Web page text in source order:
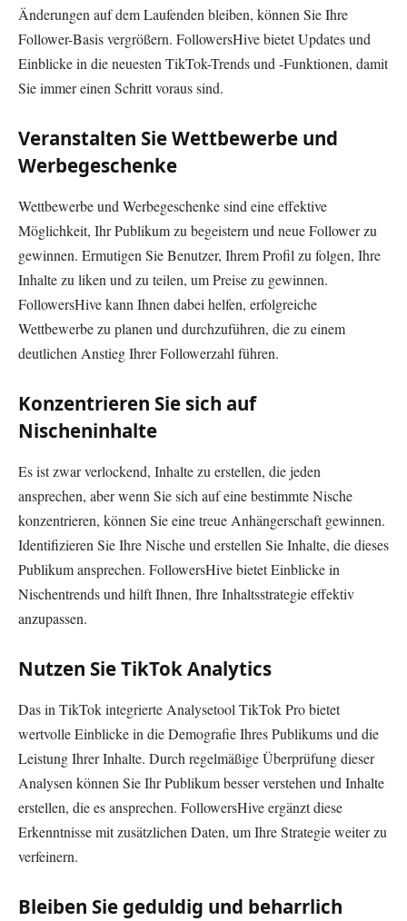
Änderungen auf dem Laufenden bleiben, können Sie Ihre
Follower-Basis vergrößern. FollowersHive bietet Updates und
Einblicke in die neuesten TikTok-Trends und -Funktionen, damit
Sie immer einen Schritt voraus sind.
Veranstalten Sie Wettbewerbe und
Werbegeschenke
Wettbewerbe und Werbegeschenke sind eine effektive
Möglichkeit, Ihr Publikum zu begeistern und neue Follower zu
gewinnen. Ermutigen Sie Benutzer, Ihrem Profil zu folgen, Ihre
Inhalte zu liken und zu teilen, um Preise zu gewinnen.
FollowersHive kann Ihnen dabei helfen, erfolgreiche
Wettbewerbe zu planen und durchzuführen, die zu einem
deutlichen Anstieg Ihrer Followerzahl führen.
Konzentrieren Sie sich auf
Nischeninhalte
Es ist zwar verlockend, Inhalte zu erstellen, die jeden
ansprechen, aber wenn Sie sich auf eine bestimmte Nische
konzentrieren, können Sie eine treue Anhängerschaft gewinnen.
Identifizieren Sie Ihre Nische und erstellen Sie Inhalte, die dieses
Publikum ansprechen. FollowersHive bietet Einblicke in
Nischentrends und hilft Ihnen, Ihre Inhaltsstrategie effektiv
anzupassen.
Nutzen Sie TikTok Analytics
Das in TikTok integrierte Analysetool TikTok Pro bietet
wertvolle Einblicke in die Demografie Ihres Publikums und die
Leistung Ihrer Inhalte. Durch regelmäßige Überprüfung dieser
Analysen können Sie Ihr Publikum besser verstehen und Inhalte
erstellen, die es ansprechen. FollowersHive ergänzt diese
Erkenntnisse mit zusätzlichen Daten, um Ihre Strategie weiter zu
verfeinern.
Bleiben Sie geduldig und beharrlich